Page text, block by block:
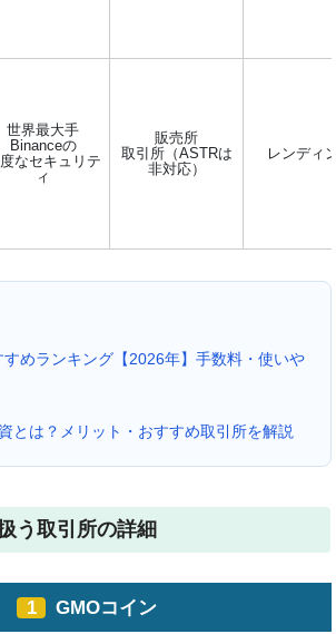
世界最大手
Binanceの
なセキュリテ
ィ
販売所
取引所（ASTRは
非対応）
レンディ
すめランキング【2026年】手数料・使いや
とは？メリット・おすすめ取引所を解説
う取引所の詳細
1 GMOコイン